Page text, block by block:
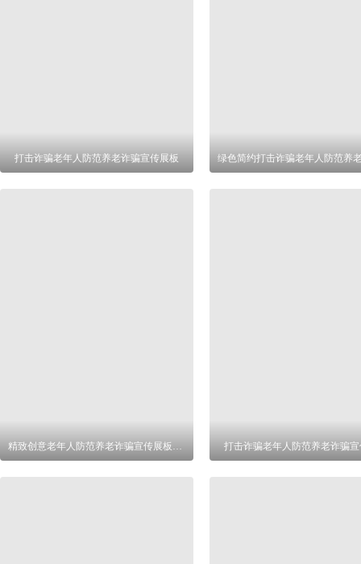
打击诈骗老年人防范养老诈骗宣传展板
精致创意老年人防范养老诈骗宣传展板设计 打击诈骗老年人防范养老诈骗